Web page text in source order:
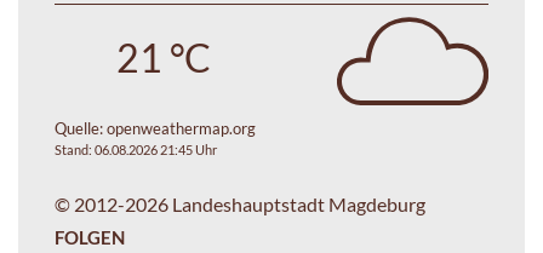
21 °C
Quelle:openweathermap.org
Stand: 06.08.2026 21:45 Uhr
© 2012-2026 Landeshauptstadt Magdeburg
FOLGEN